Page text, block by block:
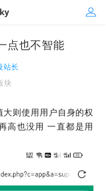
点也不智能
站长
块
则使用用户自身的权
高也没用 一直都是用